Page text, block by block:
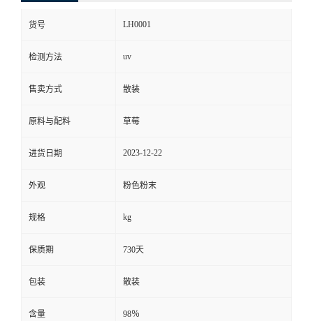
货号 LH0001
检测方法 uv
售卖方式 散装
原料与配料 草莓
进货日期 2023-12-22
外观 粉色粉末
规格 kg
保质期 730天
包装 散装
含量 98％